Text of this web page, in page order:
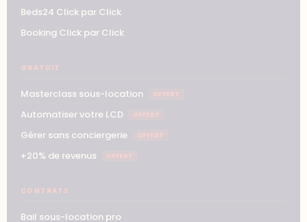
Beds24 Click par Click
Booking Click par Click
GRATUIT
Masterclass sous-location OFFERT
Automatiser votre LCD OFFERT
Gérer sans conciergerie OFFERT
+20% de revenus OFFERT
CONTRATS
Bail sous-location pro